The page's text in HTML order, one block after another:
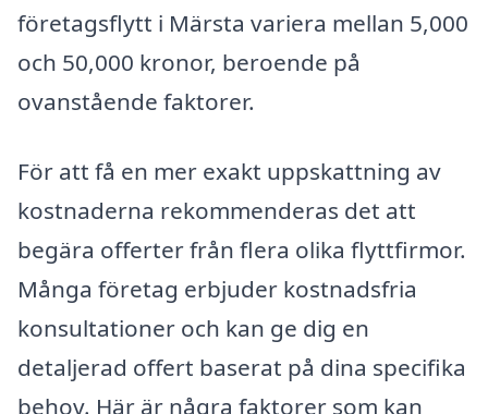
företagsflytt i Märsta variera mellan 5,000
och 50,000 kronor, beroende på
ovanstående faktorer.
För att få en mer exakt uppskattning av
kostnaderna rekommenderas det att
begära offerter från flera olika flyttfirmor.
Många företag erbjuder kostnadsfria
konsultationer och kan ge dig en
detaljerad offert baserat på dina specifika
behov. Här är några faktorer som kan